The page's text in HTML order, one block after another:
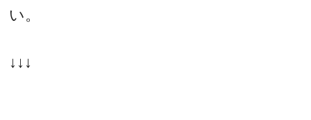
い。
↓↓↓